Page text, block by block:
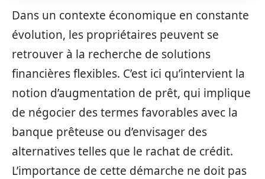
Dans un contexte économique en constante
évolution, les propriétaires peuvent se
retrouver à la recherche de solutions
financières flexibles. C’est ici qu’intervient la
notion d’augmentation de prêt, qui implique
de négocier des termes favorables avec la
banque prêteuse ou d’envisager des
alternatives telles que le rachat de crédit.
L’importance de cette démarche ne doit pas